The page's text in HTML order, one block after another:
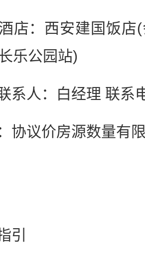
：西安建国饭店(
乐公园站)
人：白经理 联系
议价房源数量有限